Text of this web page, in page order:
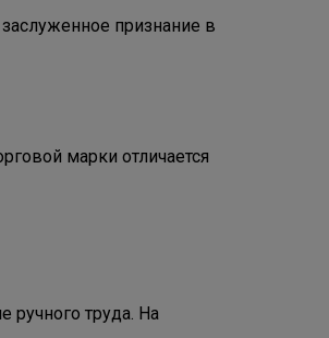
признание в
марки отличается
ручного труда. На